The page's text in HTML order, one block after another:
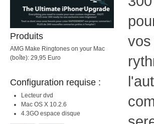
Produits
AMG Make Ringtones on your Mac
(boîte): 29,95 Euro
Configuration requise :
Lecteur dvd
Mac OS X 10.2.6
4.3GO espace disque
vos